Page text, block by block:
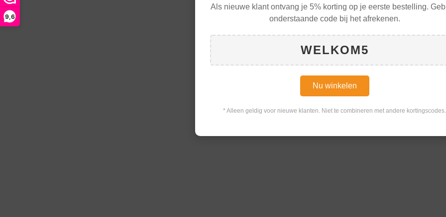
9,6
Als nieuwe klant ontvang je 5% korting op je eerste bestelling.
onderstaande code bij het afrekenen.
WELKOM5
Nu winkelen
* Alleen geldig voor nieuwe klanten. Niet te combineren met andere kortingscodes.